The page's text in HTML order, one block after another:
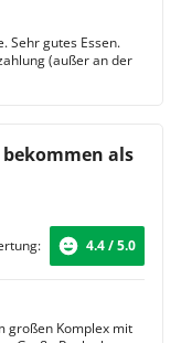
Sehr gutes Essen.
(außer an der
als
4.4 / 5.0
großen Komplex mit